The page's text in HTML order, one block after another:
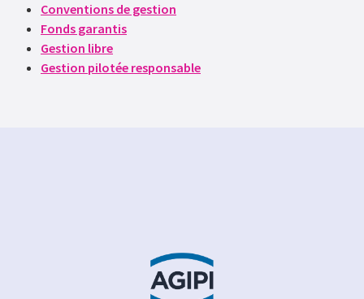
Conventions de gestion
Fonds garantis
Gestion libre
Gestion pilotée responsable